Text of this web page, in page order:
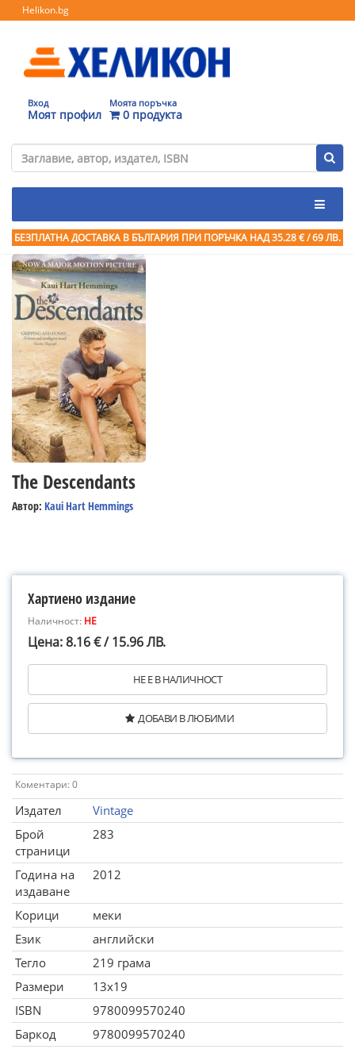
Helikon.bg
Вход
Моят профил
Моята поръчка
0 продукта
БЕЗПЛАТНА ДОСТАВКА В БЪЛГАРИЯ ПРИ ПОРЪЧКА НАД 35.28 € / 69 ЛВ.
The Descendants
Автор: Kaui Hart Hemmings
Хартиено издание
Наличност: НЕ
Цена: 8.16 € / 15.96 ЛВ.
НЕ Е В НАЛИЧНОСТ
ДОБАВИ В ЛЮБИМИ
Коментари: 0
Издател
Vintage
Брой
страници
283
Година на
издаване
2012
Корици
меки
Език
английски
Тегло
219 грама
Размери
13x19
ISBN
9780099570240
Баркод
9780099570240